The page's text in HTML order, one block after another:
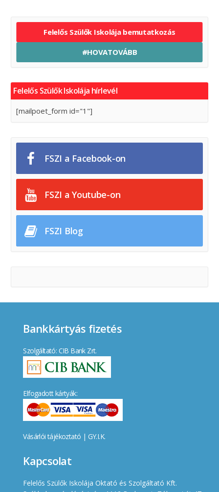
Felelős Szülők Iskolája bemutatkozás
#HOVATOVÁBB
Felelős Szülők Iskolája hírlevél
[mailpoet_form id="1"]
FSZI a Facebook-on
FSZI a Youtube-on
FSZI Blog
Bankkártyás fizetés
Szolgáltató: CIB Bank Zrt.
Elfogadott kártyák:
Vásárlói tájékoztató | GY.I.K.
Kapcsolat
Felelős Szülők Iskolája Oktató és Szolgáltató Kft.